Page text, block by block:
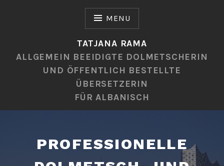
MENU
TATJANA RAMA
ALLGEMEIN BEEIDIGTE DOLMETSCHERIN
UND ÖFFENTLICH BESTELLTE
ÜBERSETZERIN
FÜR ALBANISCH
PROFESSIONELLE